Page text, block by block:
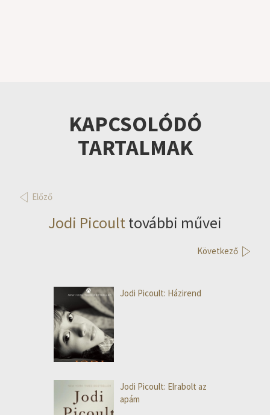
KAPCSOLÓDÓ
TARTALMAK
Előző
Jodi Picoulttovábbi művei
Következő
Jodi Picoult: Házirend
Jodi Picoult: Elrabolt az
apám